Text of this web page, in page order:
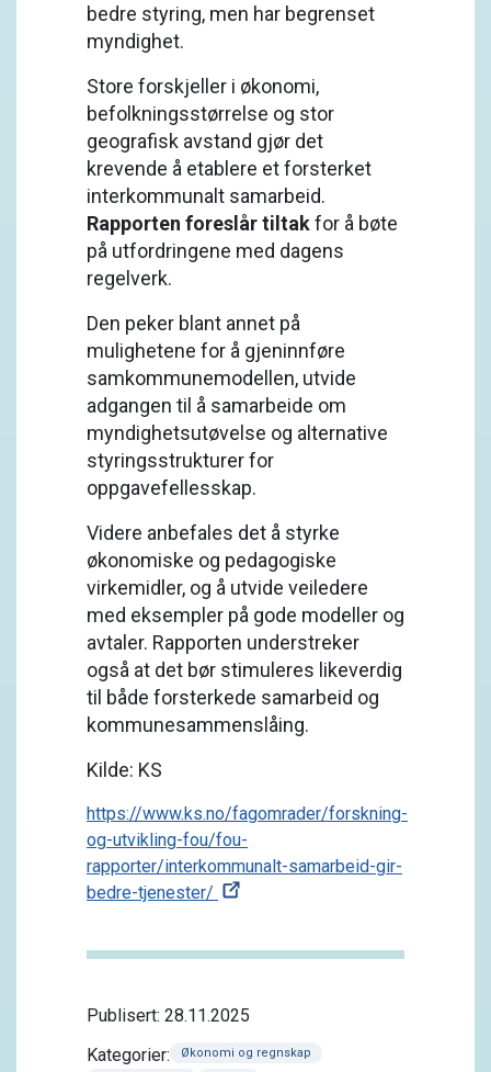
bedre styring, men har begrenset
myndighet.
Store forskjeller i økonomi,
befolkningsstørrelse og stor
geografisk avstand gjør det
krevende å etablere et forsterket
interkommunalt samarbeid.
Rapporten foreslår tiltakfor å bøte
på utfordringene med dagens
regelverk.
Den peker blant annet på
mulighetene for å gjeninnføre
samkommunemodellen, utvide
adgangen til å samarbeide om
myndighetsutøvelse og alternative
styringsstrukturer for
oppgavefellesskap.
Videre anbefales det å styrke
økonomiske og pedagogiske
virkemidler, og å utvide veiledere
med eksempler på gode modeller og
avtaler. Rapporten understreker
også at det bør stimuleres likeverdig
til både forsterkede samarbeid og
kommunesammenslåing.
Kilde: KS
https://www.ks.no/fagomrader/forskning-
og-utvikling-fou/fou-
rapporter/interkommunalt-samarbeid-gir-
bedre-tjenester/
Publisert: 28.11.2025
Kategorier:
Økonomi og regnskap